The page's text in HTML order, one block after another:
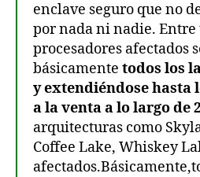
enclave seguro que no
por nada ni nadie. Entre
procesadores afectados
básicamente todos los
y extendiéndose hasta
a la venta a lo largo de
arquitecturas como
Coffee Lake, Whiskey